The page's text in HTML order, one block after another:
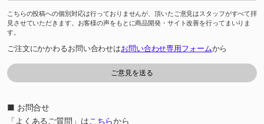
こちらの投稿への個別対応は行っておりませんが、頂いたご意見はスタッフがすべて拝
見させていただきます。お客様の声をもとに商品開発・サイト改善を行ってまいりま
す。
ご注文にかかわるお問い合わせはお問い合わせ専用フォームから
■ お問合せ
「よくあるご質問」はこちらから